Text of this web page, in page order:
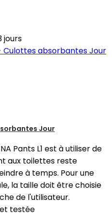
jours
Jour
Pants L1 est à utiliser de
aux toilettes reste
à temps. Pour une
la taille doit être choisie
de l'utilisateur.
testée